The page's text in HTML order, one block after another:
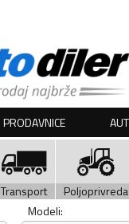
PRODAVNICE
Transport Poljoprivreda
Modeli: